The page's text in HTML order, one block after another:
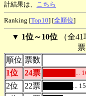
計結果は、 こちら
Ranking [Top10] [全順位]
▼ 1位～10位（全41
順位 票数
1位
24票 ...
2位
22票 ...